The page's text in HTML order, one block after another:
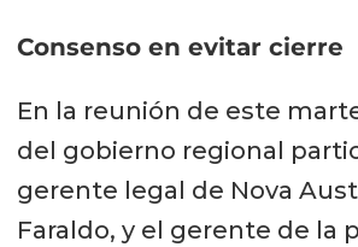
Consenso en evitar cierre
En la reunión de este
del gobierno regional
gerente legal de Nova
Faraldo, y el gerente de la